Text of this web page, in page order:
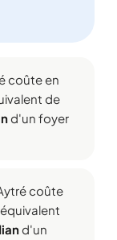
coûte en
de
d'un foyer
coûte
d'un